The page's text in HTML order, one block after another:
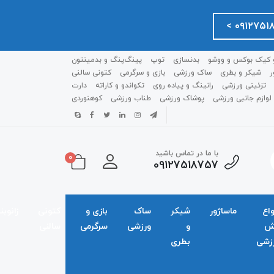
کیک بوکس و ووشو بدنسازی توپ
پینگ‌پنگ و بدمينتون
شیکر و بطری ساک ورزشی بازی و سرگرمی
کتونی سالنی
تزئینی ورزشی رانینگ و پیاده روی تکواندو و کاراته
دارت
لوازم جانبی ورزشی
پوشاک ورزشی طناب ورزشی کوهنوردی
با ما در تماس باشید
09127518757
0
ماساژور
شیکر
و
بطری
ساک
ورزشی
بازی و
سرگرمی